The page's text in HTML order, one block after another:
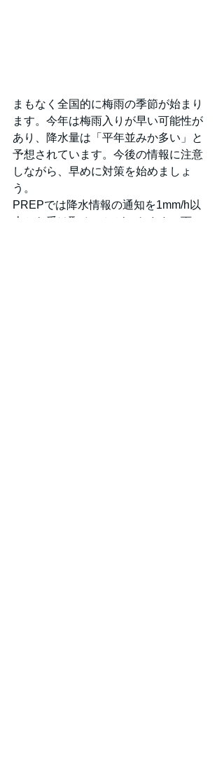
まもなく全国的に梅雨の季節が始まり
ます。今年は梅雨入りが早い可能性が
あり、降水量は「平年並みか多い」と
予想されています。今後の情報に注意
しながら、早めに対策を始めましょ
う。
PREPでは降水情報の通知を1mm/h以
上から受け取ることができます。雨の